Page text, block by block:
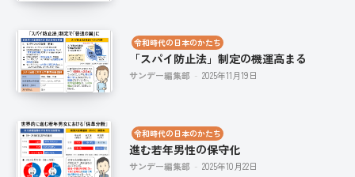
令和時代の日本のかたち
「スパイ防止法」制定の機運高まる
サンデー編集部 - 2025年11月19日
令和時代の日本のかたち
進む若年男性の保守化
サンデー編集部 - 2025年10月22日